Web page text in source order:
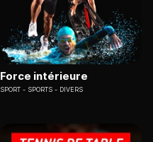
Force intérieure
SPORT SPORTS - DIVERS